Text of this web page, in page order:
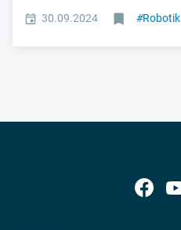
30.09.2024 #Robotik